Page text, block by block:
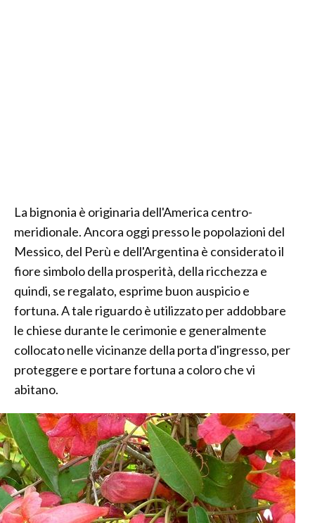
La bignonia è originaria dell'America centro-
meridionale. Ancora oggi presso le popolazioni del
Messico, del Perù e dell'Argentina è considerato il
fiore simbolo della prosperità, della ricchezza e
quindi, se regalato, esprime buon auspicio e
fortuna. A tale riguardo è utilizzato per addobbare
le chiese durante le cerimonie e generalmente
collocato nelle vicinanze della porta d'ingresso, per
proteggere e portare fortuna a coloro che vi
abitano.